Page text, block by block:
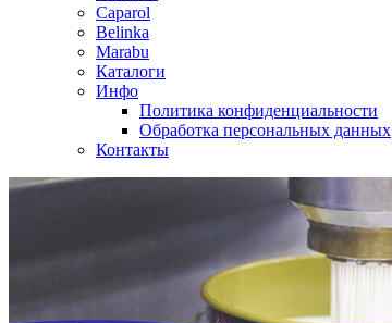
Caparol
Belinka
Marabu
Каталоги
Инфо
Политика конфиденциальности
Обработка персональных данных
Контакты